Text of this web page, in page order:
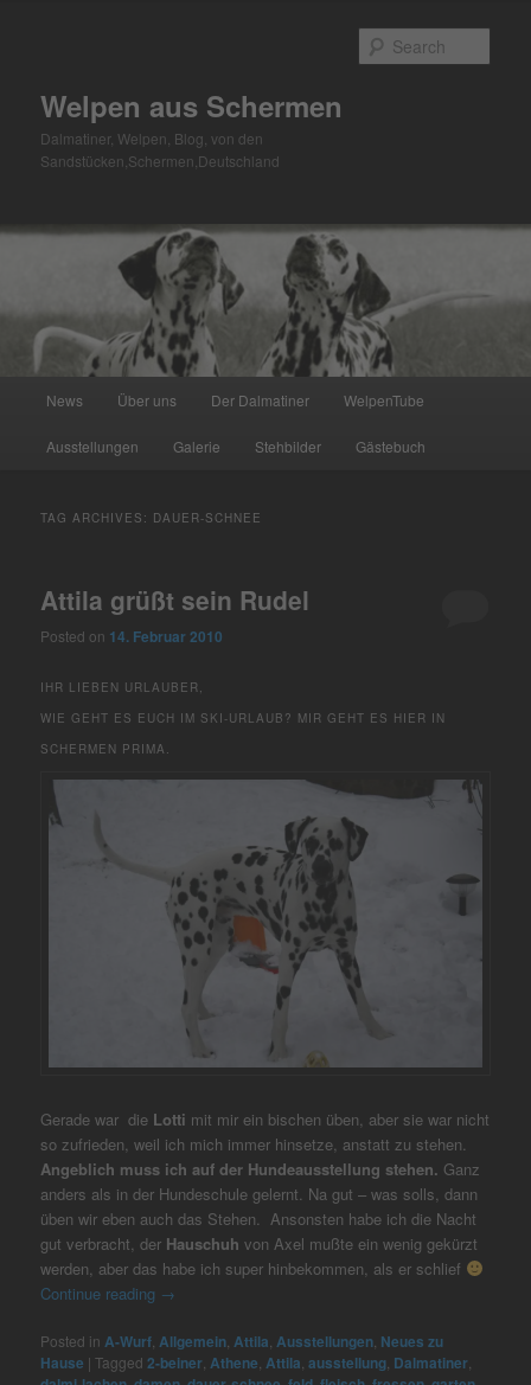
Welpen aus Schermen
Dalmatiner, Welpen, Blog, von den
Sandstücken,Schermen,Deutschland
News Über uns Der Dalmatiner WelpenTube
Ausstellungen Galerie Stehbilder Gästebuch
TAG ARCHIVES: DAUER-SCHNEE
Attila grüßt sein Rudel
Posted on 14. Februar 2010
IHR LIEBEN URLAUBER,
WIE GEHT ES EUCH IM SKI-URLAUB? MIR GEHT ES HIER IN
SCHERMEN PRIMA.
Gerade war die Lotti mit mir ein bischen üben, aber sie war nicht
so zufrieden, weil ich mich immer hinsetze, anstatt zu stehen.
Angeblich muss ich auf der Hundeausstellung stehen. Ganz
anders als in der Hundeschule gelernt. Na gut – was solls, dann
üben wir eben auch das Stehen. Ansonsten habe ich die Nacht
gut verbracht, der Hauschuhvon Axel mußte ein wenig gekürzt
werden, aber das habe ich super hinbekommen, als er schlief
Continue reading →
Posted in A-Wurf Allgemein Attila Ausstellungen Neues zu
Hause |Tagged 2-beiner Athene Attila ,ausstellung Dalmatiner